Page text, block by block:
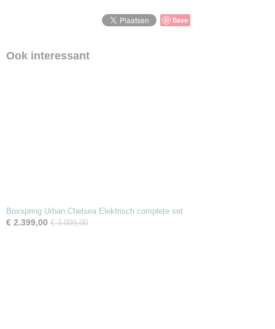
Save
Ook interessant
Boxspring Urban Chelsea Elektrisch complete set
€ 2.399,00 € 3.099,00